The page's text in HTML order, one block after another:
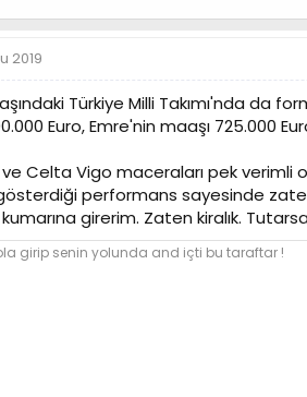
2019
Türkiye Milli Takımı'nda da
Euro, Emre'nin maaşı 725.000
Celta Vigo maceraları pek verimli
performans sayesinde
girerim. Zaten kiralık.
girip senin yolunda and içti bu taraftar !